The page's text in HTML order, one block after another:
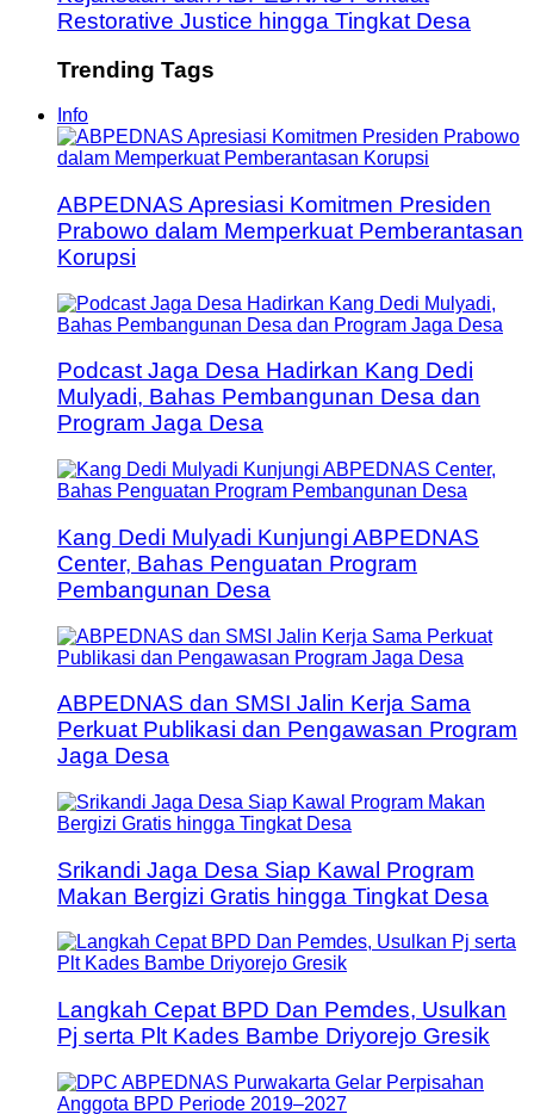
Restorative Justice hingga Tingkat Desa
Trending Tags
Info
ABPEDNAS Apresiasi Komitmen Presiden
Prabowo dalam Memperkuat Pemberantasan
Korupsi
Podcast Jaga Desa Hadirkan Kang Dedi
Mulyadi, Bahas Pembangunan Desa dan
Program Jaga Desa
Kang Dedi Mulyadi Kunjungi ABPEDNAS
Center, Bahas Penguatan Program
Pembangunan Desa
ABPEDNAS dan SMSI Jalin Kerja Sama
Perkuat Publikasi dan Pengawasan Program
Jaga Desa
Srikandi Jaga Desa Siap Kawal Program
Makan Bergizi Gratis hingga Tingkat Desa
Langkah Cepat BPD Dan Pemdes, Usulkan
Pj serta Plt Kades Bambe Driyorejo Gresik